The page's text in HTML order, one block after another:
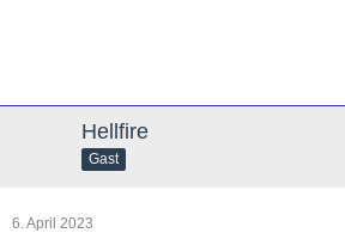
Hellfire
Gast
6. April 2023